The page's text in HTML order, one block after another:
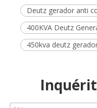
Deutz gerador anti
400KVA Deutz
450kva deutz